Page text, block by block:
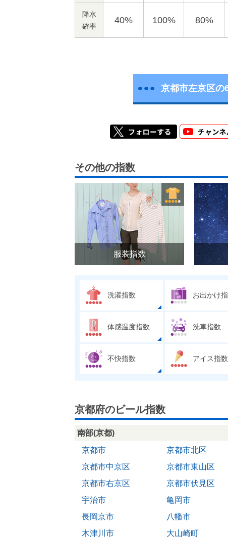
降水
確率
40% 100% 80%
京都市左京区の
その他の指数
服装指数
洗濯指数 お出かけ
体感温度指数 洗車指数
不快指数 アイス指数
京都府のビール指数
南部(京都)
京都市
京都市北区
京都市中京区
京都市東山区
京都市右京区
京都市伏見区
宇治市
亀岡市
長岡京市
八幡市
木津川市
大山崎町